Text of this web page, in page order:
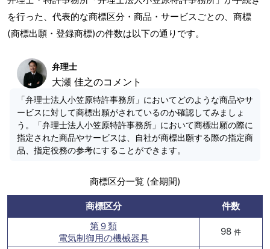
を行った、代表的な商標区分・商品・サービスごとの、商標
(商標出願・登録商標)の件数は以下の通りです。
弁理士
大瀬 佳之のコメント
「弁理士法人小笠原特許事務所」においてどのような商品やサ
ービスに対して商標出願がされているのか確認してみましょ
う。「弁理士法人小笠原特許事務所」において商標出願の際に
指定された商品やサービスは、自社が商標出願する際の指定商
品、指定役務の参考にすることができます。
商標区分一覧 (全期間)
商標区分
件数
第９類
電気制御用の機械器具
98 件